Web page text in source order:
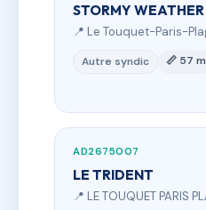
STORMY WEATHER
📍 Le Touquet-Paris-
Autre syndic 📏 57 m
AD2675007
LE TRIDENT
📍 LE TOUQUET PARIS